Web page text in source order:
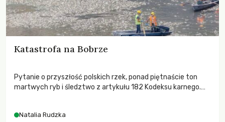
Katastrofa na Bobrze
Pytanie o przyszłość polskich rzek, ponad piętnaście ton
martwych ryb i śledztwo z artykułu 182 Kodeksu karnego.
zdarzeń prowadzących do biologicznej śmierci rzeki.
Natalia Rudzka